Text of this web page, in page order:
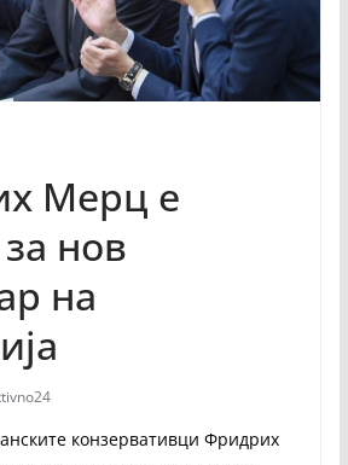
Мерц е
нов
на
конзервативци Фридрих